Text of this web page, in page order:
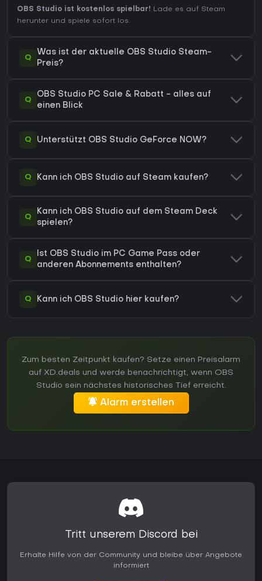
OBS Studio ist kostenlos spielbar! Lade es auf Steam
herunter und spiele sofort los.
Q
Was ist der aktuelle OBS Studio Steam-
Preis?
Q
OBS Studio PC Sale & Rabatt - alles auf
einen Blick
Q Unterstützt OBS Studio GeForce NOW?
Q Kann ich OBS Studio auf Steam kaufen?
Q
Kann ich OBS Studio auf dem Steam Deck
spielen?
Q
Ist OBS Studio im PC Game Pass oder
anderen Abonnements enthalten?
Q Kann ich OBS Studio hier kaufen?
Zum besten Zeitpunkt kaufen? Setze einen Preisalarm
auf XD.deals und werde benachrichtigt, wenn OBS
Studio sein nächstes historisches Tief erreicht.
Alarm erstellen
Tritt unserem Discord bei
Erhalte Hilfe von der Community und bleibe über Angebote
informiert